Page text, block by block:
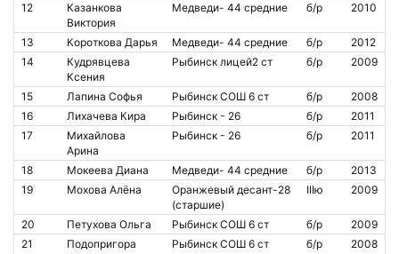
12
Казанкова
Виктория
Медведи- 44 средние б/р 2010
13 Короткова Дарья Медведи- 44 средние б/р
2012
14
Кудрявцева
Ксения
Рыбинск лицей2 ст б/р 2009
15 Лапина Софья Рыбинск СОШ 6 ст б/р
2008
16
Лихачева Кира Рыбинск - 26 б/р
2011
17
Михайлова
Арина
Рыбинск - 26 б/р 2011
18 Мокеева Диана Медведи- 44 средние б/р
2013
19
Мохова Алёна
Оранжевый десант-28
(старшие)
IIIю 2009
20 Петухова Ольга Рыбинск СОШ 6 ст б/р
2009
21
Подопригора
Рыбинск СОШ 6 ст б/р 2008